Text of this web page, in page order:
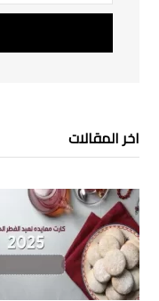
اخر المقالات